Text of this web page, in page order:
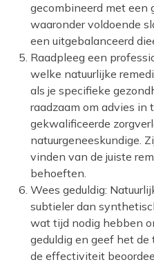
gecombineerd met een
waaronder voldoende
een uitgebalanceerd
Raadpleeg een
welke natuurlijke
als je specifieke
raadzaam om advies in
gekwalificeerde
natuurgeneeskundige.
vinden van de juiste
behoeften.
Wees geduldig:
subtieler dan
wat tijd nodig hebben
geduldig en geef het
de effectiviteit